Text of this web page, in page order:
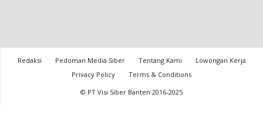
Redaksi Pedoman Media Siber Tentang Kami
Lowongan Kerja
Privacy Policy
Terms & Conditions
© PT Visi Siber Banten 2016-2025